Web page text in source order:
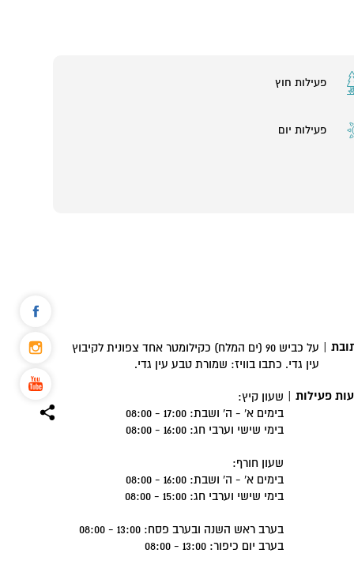
פעילות חוץ
פעילות יום
|
על כביש 90 (ים המלח) כקילומטר אחד צפונית לקיבוץ
עין גדי. כתבו בוויז: שמורת טבע עין גדי.
פעילות | שעון קיץ:
בימים א' - ה' ושבת: 17:00 - 08:00
בימי שישי וערבי חג: 16:00 - 08:00
שעון חורף:
בימים א' - ה' ושבת: 16:00 - 08:00
בימי שישי וערבי חג: 15:00 - 08:00
בערב ראש השנה ובערב פסח: 13:00 - 08:00
בערב יום כיפור: 13:00 - 08:00